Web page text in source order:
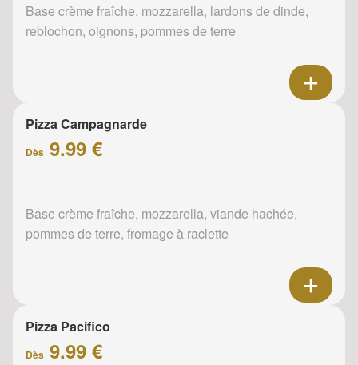
Base crème fraîche, mozzarella, lardons de dinde,
reblochon, oignons, pommes de terre
Pizza Campagnarde
Dès 9.99 €
Base crème fraîche, mozzarella, viande hachée,
pommes de terre, fromage à raclette
Pizza Pacifico
Dès 9.99 €